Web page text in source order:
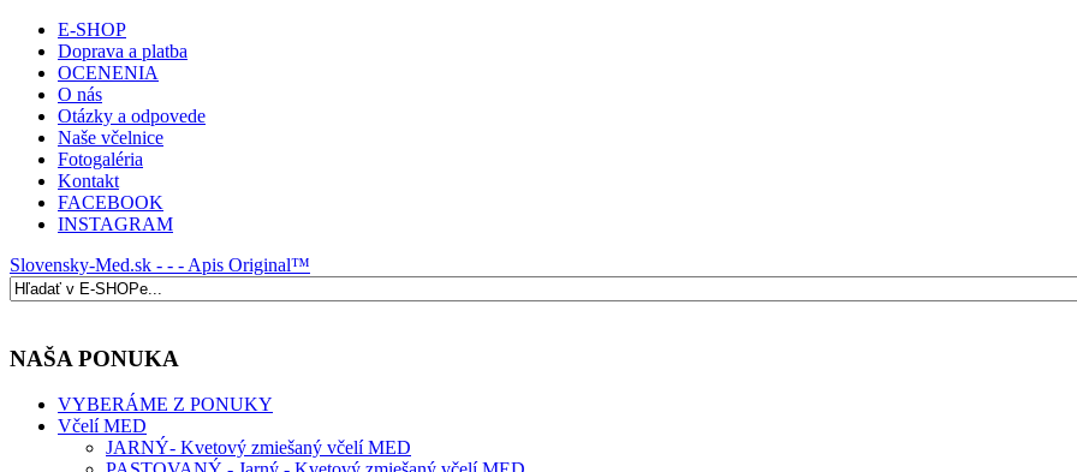
E-SHOP
Doprava a platba
OCENENIA
O nás
Otázky a odpovede
Naše včelnice
Fotogaléria
Kontakt
FACEBOOK
INSTAGRAM
Slovensky-Med.sk - - - Apis Original™
NAŠA PONUKA
VYBERÁME Z PONUKY
Včelí MED
JARNÝ- Kvetový zmiešaný včelí MED